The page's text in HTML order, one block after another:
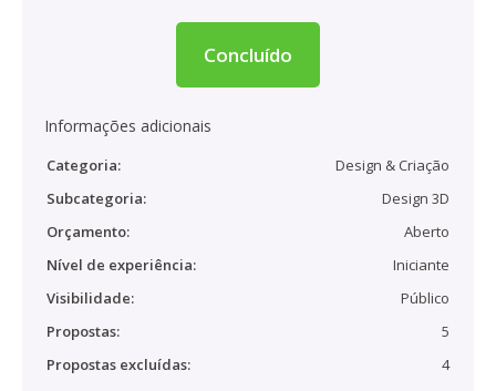
Concluído
Informações adicionais
Categoria:
Design & Criação
Subcategoria:
Design 3D
Orçamento:
Aberto
Nível de experiência:
Iniciante
Visibilidade:
Público
Propostas:
5
Propostas excluídas:
4